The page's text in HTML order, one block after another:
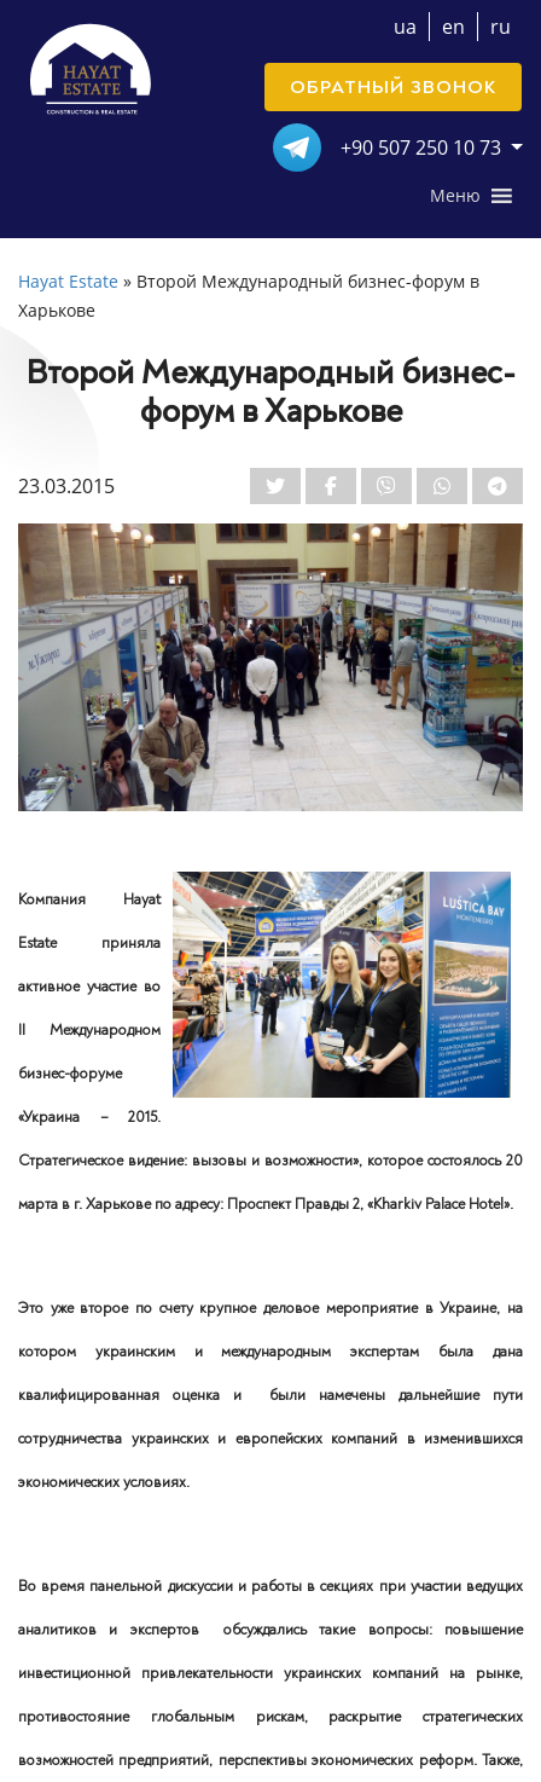
ua en ru
+90 507 250 10 73
ОБРАТНЫЙ ЗВОНОК
Меню
Hayat Estate » Второй Международный бизнес-форум в
Харькове
Второй Международный бизнес-
форум в Харькове
23.03.2015
Компания Hayat
Estate приняла
активное участие во
II Международном
бизнес-форуме
«Украина – 2015.
Стратегическое видение: вызовы и возможности», которое состоялось 20
марта в г. Харькове по адресу: Проспект Правды 2, «Kharkiv Palace Hotel».
Это уже второе по счету крупное деловое мероприятие в Украине, на
котором украинским и международным экспертам была дана
квалифицированная оценка и были намечены дальнейшие пути
сотрудничества украинских и европейских компаний в изменившихся
экономических условиях.
Во время панельной дискуссии и работы в секциях при участии ведущих
аналитиков и экспертов обсуждались такие вопросы: повышение
инвестиционной привлекательности украинских компаний на рынке,
противостояние глобальным рискам, раскрытие стратегических
возможностей предприятий, перспективы экономических реформ. Также,